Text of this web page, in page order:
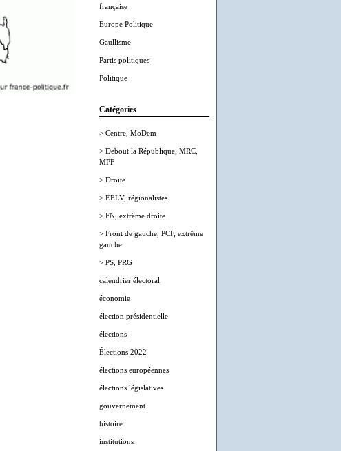
française
Europe Politique
Gaullisme
Partis politiques
Politique
Catégories
> Centre, MoDem
> Debout la République, MRC,
MPF
> Droite
> EELV, régionalistes
> FN, extrême droite
> Front de gauche, PCF, extrême
gauche
> PS, PRG
calendrier électoral
économie
élection présidentielle
élections
Élections 2022
élections européennes
élections législatives
gouvernement
histoire
institutions